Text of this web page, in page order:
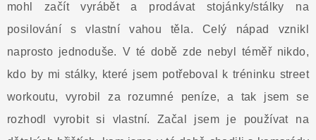
mohl začít vyrábět a prodávat stojánky/stálky na
posilování s vlastní vahou těla. Celý nápad vznikl
naprosto jednoduše. V té době zde nebyl téměř nikdo,
kdo by mi stálky, které jsem potřeboval k tréninku street
workoutu, vyrobil za rozumné peníze, a tak jsem se
rozhodl vyrobit si vlastní. Začal jsem je používat na